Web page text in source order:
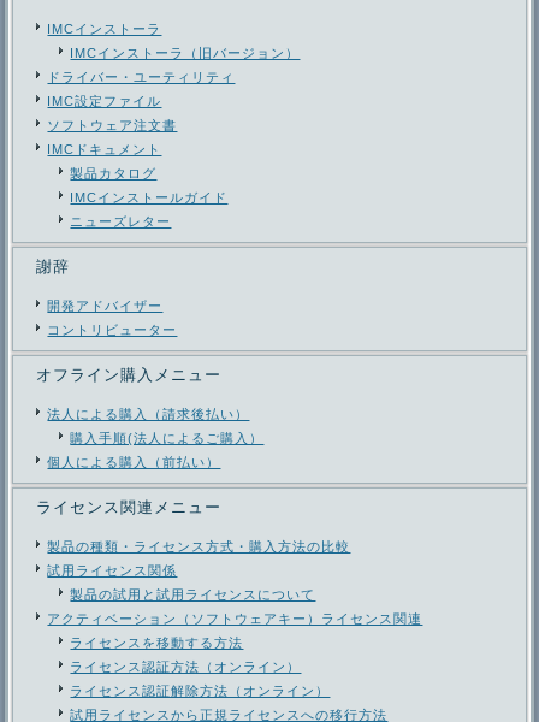
IMCインストーラ
IMCインストーラ（旧バージョン）
ドライバー・ユーティリティ
IMC設定ファイル
ソフトウェア注文書
IMCドキュメント
製品カタログ
IMCインストールガイド
ニューズレター
謝辞
開発アドバイザー
コントリビューター
オフライン購入メニュー
法人による購入（請求後払い）
購入手順(法人によるご購入）
個人による購入（前払い）
ライセンス関連メニュー
製品の種類・ライセンス方式・購入方法の比較
試用ライセンス関係
製品の試用と試用ライセンスについて
アクティベーション（ソフトウェアキー）ライセンス関連
ライセンスを移動する方法
ライセンス認証方法（オンライン）
ライセンス認証解除方法（オンライン）
試用ライセンスから正規ライセンスへの移行方法